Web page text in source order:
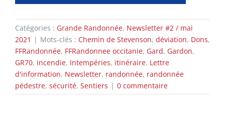
Catégories : Grande Randonnée, Newsletter #2 / mai
2021 | Mots-clés : Chemin de Stevenson, déviation, Dons,
FFRandonnée, FFRandonnee occitanie, Gard, Gardon,
GR70, incendie, Intempéries, itinéraire, Lettre
d'information, Newsletter, randonnée, randonnée
pédestre, sécurité, Sentiers | 0 commentaire